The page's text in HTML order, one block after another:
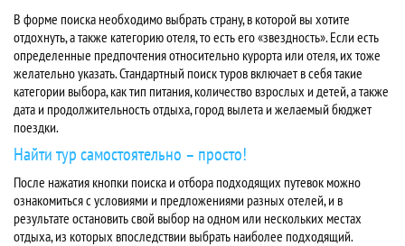
В форме поиска необходимо выбрать страну, в которой вы хотите
отдохнуть, а также категорию отеля, то есть его «звездность». Если есть
определенные предпочтения относительно курорта или отеля, их тоже
желательно указать. Стандартный поиск туров включает в себя такие
категории выбора, как тип питания, количество взрослых и детей, а также
дата и продолжительность отдыха, город вылета и желаемый бюджет
поездки.
Найти тур самостоятельно – просто!
После нажатия кнопки поиска и отбора подходящих путевок можно
ознакомиться с условиями и предложениями разных отелей, и в
результате остановить свой выбор на одном или нескольких местах
отдыха, из которых впоследствии выбрать наиболее подходящий.